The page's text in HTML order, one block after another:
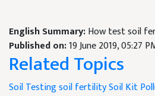
English Summary:How test soil
Published on:19 June 2019, 05:27
Related Topics
Soil Testingsoil fertilitySoil Kit